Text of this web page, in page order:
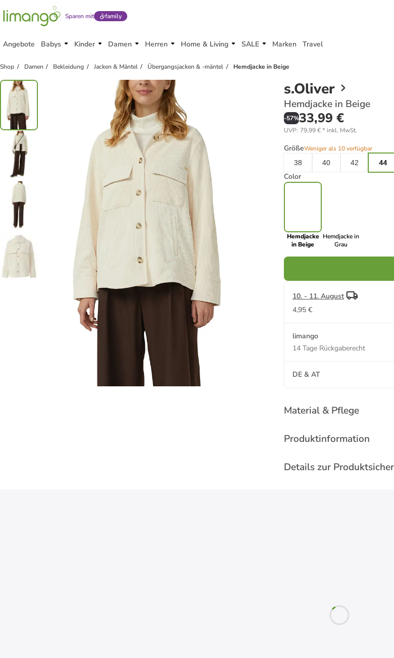
Sparen mit family
Angebote Babys Kinder Damen Herren Home & Living SALE Marken Travel
Shop Damen Bekleidung Jacken & Mäntel Übergangsjacken & -mäntel Hemdjacke in Beige
s.Oliver
Hemdjacke in Beige
-57%33,99 €
UVP: 79,99 €* inkl. MwSt.
GrößeWeniger als 10 verfügbar
38
40 42 44
Color
Hemdjacke
in Beige
Hemdjacke in
Grau
10. - 11. August
4,95 €
limango
14 Tage Rückgaberecht
DE & AT
Material & Pflege
Produktinformation
Details zur